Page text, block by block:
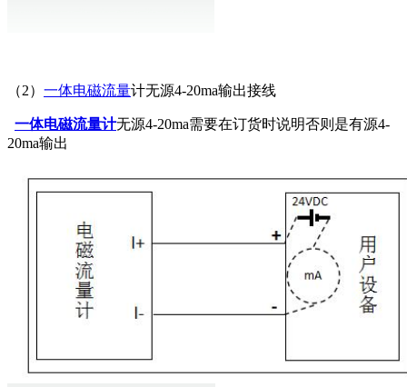
（2） 一体电磁流量计无源4-20ma输出接线
一体电磁流量计无源4-20ma需要在订货时说明否则是有源4-
20ma输出